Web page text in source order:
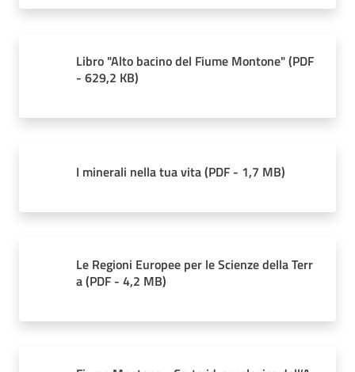
Libro "Alto bacino del Fiume Montone"(PDF
- 629,2 KB)
I minerali nella tua vita(PDF - 1,7 MB)
Le Regioni Europee per le Scienze della Terr
a(PDF - 4,2 MB)